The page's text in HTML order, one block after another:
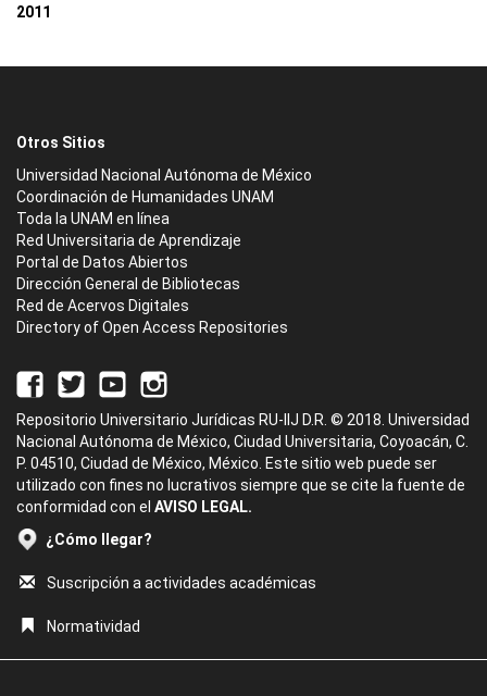
2011
Otros Sitios
Universidad Nacional Autónoma de México
Coordinación de Humanidades UNAM
Toda la UNAM en línea
Red Universitaria de Aprendizaje
Portal de Datos Abiertos
Dirección General de Bibliotecas
Red de Acervos Digitales
Directory of Open Access Repositories
Repositorio Universitario Jurídicas RU-IIJ D.R. © 2018. Universidad
Nacional Autónoma de México, Ciudad Universitaria, Coyoacán, C.
P. 04510, Ciudad de México, México. Este sitio web puede ser
utilizado con fines no lucrativos siempre que se cite la fuente de
conformidad con el AVISO LEGAL.
¿Cómo llegar?
Suscripción a actividades académicas
Normatividad